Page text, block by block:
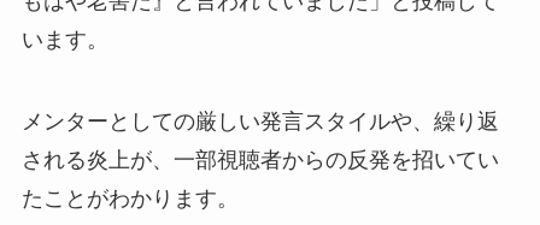
います。
メンターとしての厳しい発言スタイルや、繰り返
される炎上が、一部視聴者からの反発を招いてい
たことがわかります。